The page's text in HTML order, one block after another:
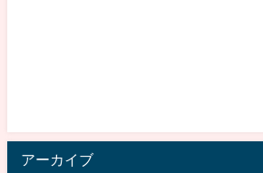
アーカイブ